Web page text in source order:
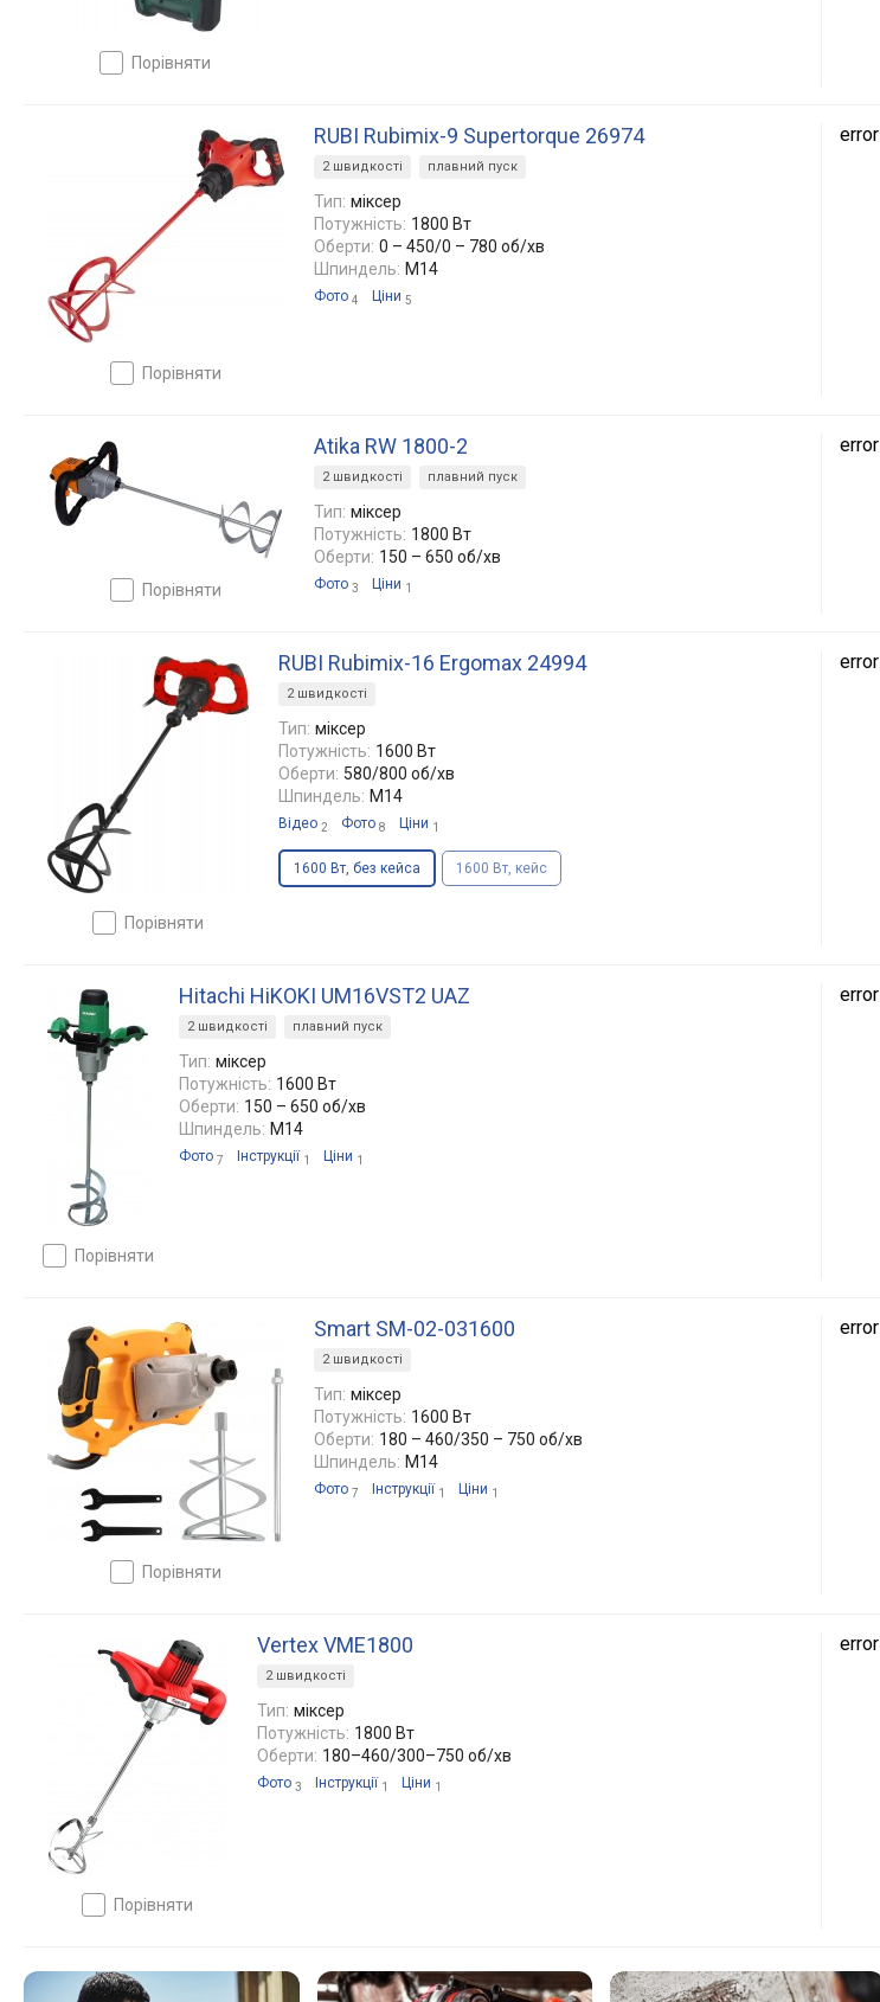
порівняти
порівняти
RUBI Rubimix-9 Supertorque 26974
2 швидкості плавний пуск
Тип: міксер
Потужність: 1800 Вт
Оберти: 0 – 450/0 – 780 об/хв
Шпиндель: M14
Фото 4 Ціни 5
error
порівняти
Atika RW 1800-2
2 швидкості плавний пуск
Тип: міксер
Потужність: 1800 Вт
Оберти: 150 – 650 об/хв
Фото 3 Ціни 1
error
порівняти
RUBI Rubimix-16 Ergomax 24994
2 швидкості
Тип: міксер
Потужність: 1600 Вт
Оберти: 580/800 об/хв
Шпиндель: M14
Відео 2 Фото 8 Ціни 1
1600 Вт, без кейса 1600 Вт, кейс
error
порівняти
Hitachi HiKOKI UM16VST2 UAZ
2 швидкості плавний пуск
Тип: міксер
Потужність: 1600 Вт
Оберти: 150 – 650 об/хв
Шпиндель: M14
Фото 7 Інструкції 1 Ціни 1
error
порівняти
Smart SM-02-031600
2 швидкості
Тип: міксер
Потужність: 1600 Вт
Оберти: 180 – 460/350 – 750 об/хв
Шпиндель: M14
Фото 7 Інструкції 1 Ціни 1
error
порівняти
Vertex VME1800
2 швидкості
Тип: міксер
Потужність: 1800 Вт
Оберти: 180–460/300–750 об/хв
Фото 3 Інструкції 1 Ціни 1
error